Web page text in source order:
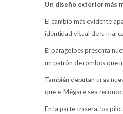
Un diseño exterior más
El cambio más evidente
identidad visual de la
El paragolpes presenta
un patrón de rombos que
También debutan unas
que el Mégane sea
En la parte trasera, los